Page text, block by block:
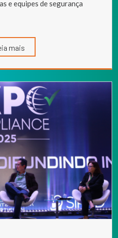
e equipes de segurança
mais